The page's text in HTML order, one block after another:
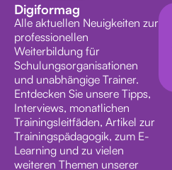
Digiformag
Alle aktuellen Neuigkeiten zur
professionellen
Weiterbildung für
Schulungsorganisationen
und unabhängige Trainer.
Entdecken Sie unsere Tipps,
Interviews, monatlichen
Trainingsleitfäden, Artikel zur
Trainingspädagogik, zum E-
Learning und zu vielen
weiteren Themen unserer